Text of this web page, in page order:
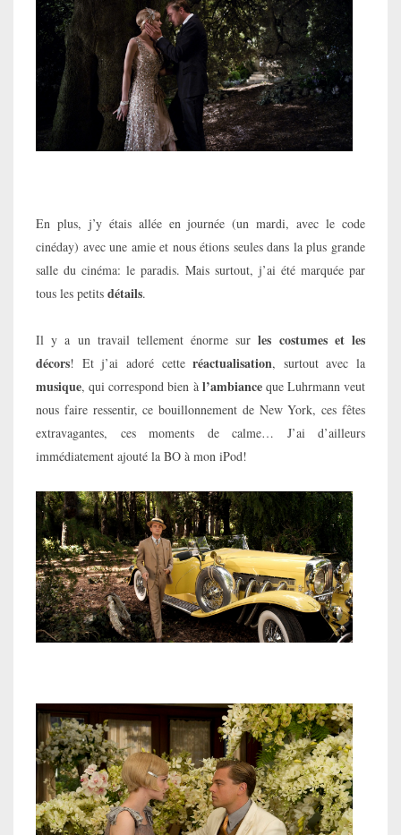
En plus, j’y étais allée en journée (un mardi, avec le code
cinéday) avec une amie et nous étions seules dans la plus grande
salle du cinéma: le paradis. Mais surtout, j’ai été marquée par
tous les petits détails.
Il y a un travail tellement énorme surles costumes et les
décors! Et j’ai adoré cetteréactualisation, surtout avec la
musique, qui correspond bien à l’ambianceque Luhrmann veut
nous faire ressentir, ce bouillonnement de New York, ces fêtes
extravagantes, ces moments de calme… J’ai d’ailleurs
immédiatement ajouté la BO à mon iPod!